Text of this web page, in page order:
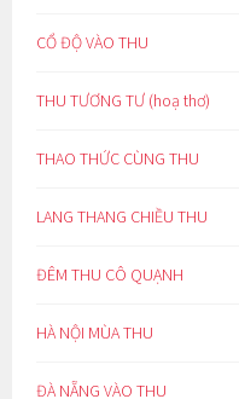
CỔ ĐỘ VÀO THU
THU TƯƠNG TƯ (hoạ thơ)
THAO THỨC CÙNG THU
LANG THANG CHIỀU THU
ĐÊM THU CÔ QUẠNH
HÀ NỘI MÙA THU
ĐÀ NẴNG VÀO THU